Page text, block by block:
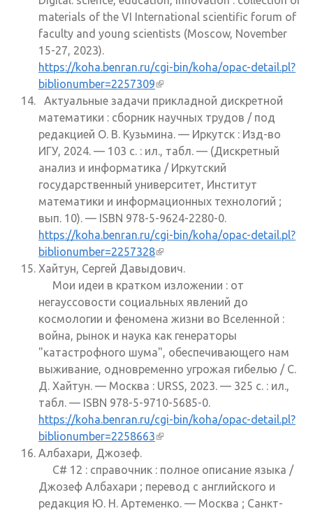
materials of the VI International scientific forum of
faculty and young scientists (Moscow, November
15-27, 2023).
https://koha.benran.ru/cgi-bin/koha/opac-detail.pl?
biblionumber=2257309(внешняя ссылка)
Актуальные задачи прикладной дискретной
математики : сборник научных трудов / под
редакцией О. В. Кузьмина. — Иркутск : Изд-во
ИГУ, 2024. — 103 с. : ил., табл. — (Дискретный
анализ и информатика / Иркутский
государственный университет, Институт
математики и информационных технологий ;
вып. 10). — ISBN 978-5-9624-2280-0.
https://koha.benran.ru/cgi-bin/koha/opac-detail.pl?
biblionumber=2257328(внешняя ссылка)
Хайтун, Сергей Давыдович.
Мои идеи в кратком изложении : от
негауссовости социальных явлений до
космологии и феномена жизни во Вселенной :
война, рынок и наука как генераторы
"катастрофного шума", обеспечивающего нам
выживание, одновременно угрожая гибелью / С.
Д. Хайтун. — Москва : URSS, 2023. — 325 с. : ил.,
табл. — ISBN 978-5-9710-5685-0.
https://koha.benran.ru/cgi-bin/koha/opac-detail.pl?
biblionumber=2258663(внешняя ссылка)
Албахари, Джозеф.
C# 12 : справочник : полное описание языка /
Джозеф Албахари ; перевод с английского и
редакция Ю. Н. Артеменко. — Москва ; Санкт-